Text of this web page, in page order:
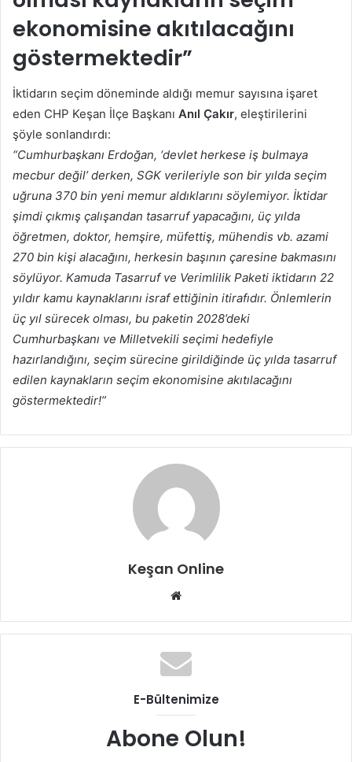
ekonomisine akıtılacağını
göstermektedir”
İktidarın seçim döneminde aldığı memur sayısına işaret
eden CHP Keşan İlçe Başkanı Anıl Çakır, eleştirilerini
şöyle sonlandırdı:
“Cumhurbaşkanı Erdoğan, ‘devlet herkese iş bulmaya
mecbur değil’ derken, SGK verileriyle son bir yılda seçim
uğruna 370 bin yeni memur aldıklarını söylemiyor. İktidar
şimdi çıkmış çalışandan tasarruf yapacağını, üç yılda
öğretmen, doktor, hemşire, müfettiş, mühendis vb. azami
270 bin kişi alacağını, herkesin başının çaresine bakmasını
söylüyor. Kamuda Tasarruf ve Verimlilik Paketi iktidarın 22
yıldır kamu kaynaklarını israf ettiğinin itirafıdır. Önlemlerin
üç yıl sürecek olması, bu paketin 2028’deki
Cumhurbaşkanı ve Milletvekili seçimi hedefiyle
hazırlandığını, seçim sürecine girildiğinde üç yılda tasarruf
edilen kaynakların seçim ekonomisine akıtılacağını
göstermektedir!”
Keşan Online
Web
E-Bültenimize
Abone Olun!